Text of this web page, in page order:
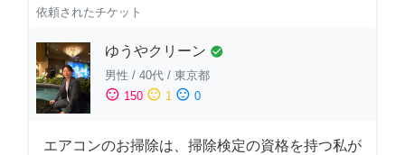
依頼されたチケット
ゆうやクリーン check_circle
男性 / 40代 / 東京都
sentiment_satisfied 150 sentiment_neutral 1 sentiment_dissatisfied 0
エアコンのお掃除は、掃除検定の資格を持つ私が